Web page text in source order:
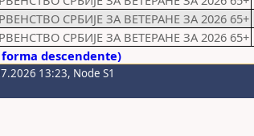
СРБИЈЕ ЗА ВЕТЕРАНЕ ЗА 2026 65+
СРБИЈЕ ЗА ВЕТЕРАНЕ ЗА 2026 65+
descendente)
13:23, Node S1